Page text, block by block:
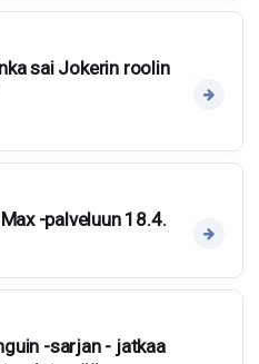
sai Jokerin roolin
-palveluun 18.4.
-sarjan - jatkaa